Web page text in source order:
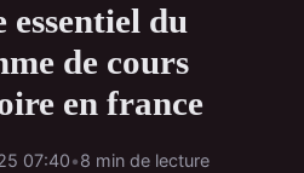
essentiel du
de cours
en france
07:40•8 min de lecture